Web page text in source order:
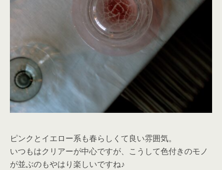
ピンクとイエロー系も春らしくて良い雰囲気。
いつもはクリアーが中心ですが、こうして色付きのモノ
が並ぶのもやはり楽しいですね♪